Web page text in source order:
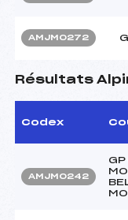
AMJM0272
Résultats
Codex
AMJM0242